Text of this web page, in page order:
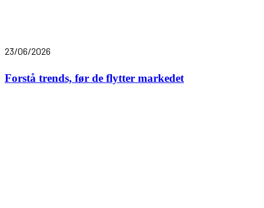
23/06/2026
Forstå trends, før de flytter markedet